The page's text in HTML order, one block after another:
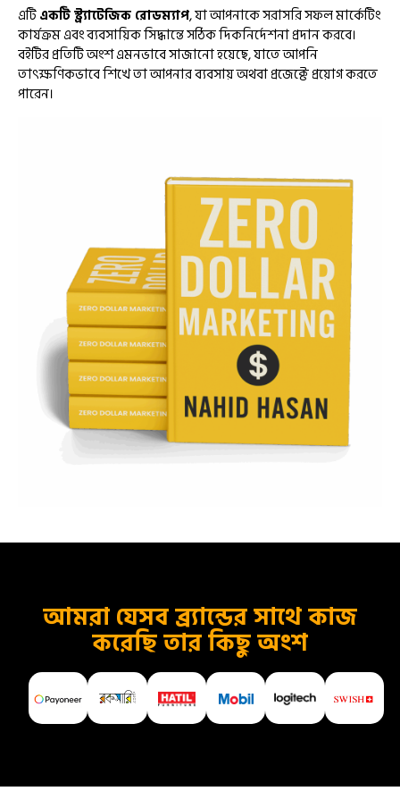
এটিএকটি স্ট্র্যাটেজিক রোডম্যাপ, যা আপনাকে সরাসরি সফল মার্কেটিং
কার্যক্রম এবং ব্যবসায়িক সিদ্ধান্তে সঠিক দিকনির্দেশনা প্রদান করবে।
বইটির প্রতিটি অংশ এমনভাবে সাজানো হয়েছে, যাতে আপনি
তাৎক্ষণিকভাবে শিখে তা আপনার ব্যবসায় অথবা প্রজেক্টে প্রয়োগ করতে
পারেন।
আমরা যেসব ব্র্যান্ডের সাথে কাজ
করেছি তার কিছু অংশ